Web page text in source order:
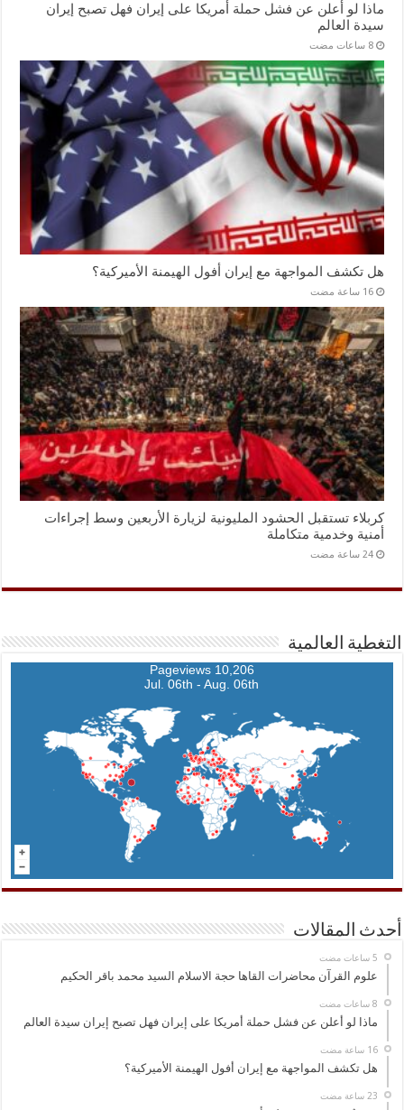
ماذا لو أعلن عن فشل حملة أمريكا على إيران فهل تصبح إيران
سيدة العالم
‏8 ساعات مضت
هل تكشف المواجهة مع إيران أفول الهيمنة الأميركية؟
‏16 ساعة مضت
كربلاء تستقبل الحشود المليونية لزيارة الأربعين وسط إجراءات
أمنية وخدمية متكاملة
‏24 ساعة مضت
التغطية العالمية
10,206 Pageviews
Jul. 06th - Aug. 06th
أحدث المقالات
علوم القرآن محاضرات القاها حجة الاسلام السيد محمد باقر الحكيم
ماذا لو أعلن عن فشل حملة أمريكا على إيران فهل تصبح إيران سيدة العالم
‏16 ساعة مضت
هل تكشف المواجهة مع إيران أفول الهيمنة الأميركية؟